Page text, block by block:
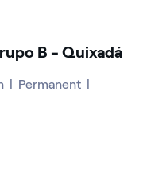
B - Quixadá
Permanent